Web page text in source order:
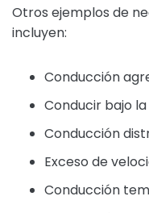
Otros ejemplos de
incluyen:
Conducción
Conducir bajo
Conducción
Exceso de
Conducción